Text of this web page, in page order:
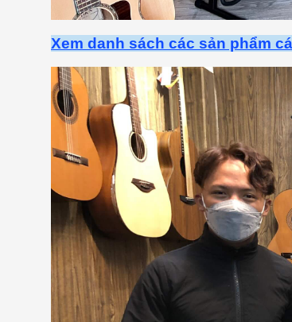
Xem danh sách các sản phẩm